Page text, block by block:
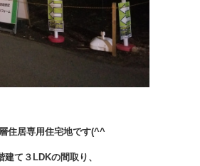
住居専用住宅地です(^^
て３LDKの間取り、